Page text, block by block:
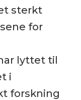
sterkt
for
lyttet til
i
forskning